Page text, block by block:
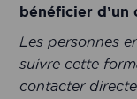
bénéficier
Les personnes
suivre cette
contacter